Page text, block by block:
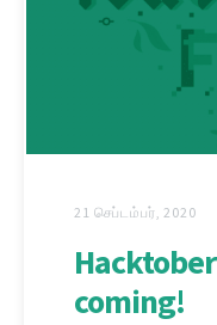
21 செப்டம்பர், 2020
coming!